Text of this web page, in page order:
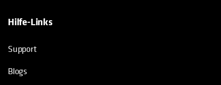
Hilfe-Links
Support
Blogs